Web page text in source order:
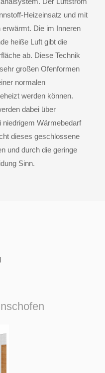
Heizeinsatz und mit
Die im Inneren
heiße Luft gibt die
ab. Diese Technik
großen Ofenformen
normalen
werden können.
dabei über
niedrigem Wärmebedarf
dieses geschlossene
und durch die geringe
Sinn.